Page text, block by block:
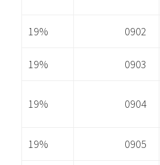
19% 0902
19% 0903
19% 0904
19% 0905